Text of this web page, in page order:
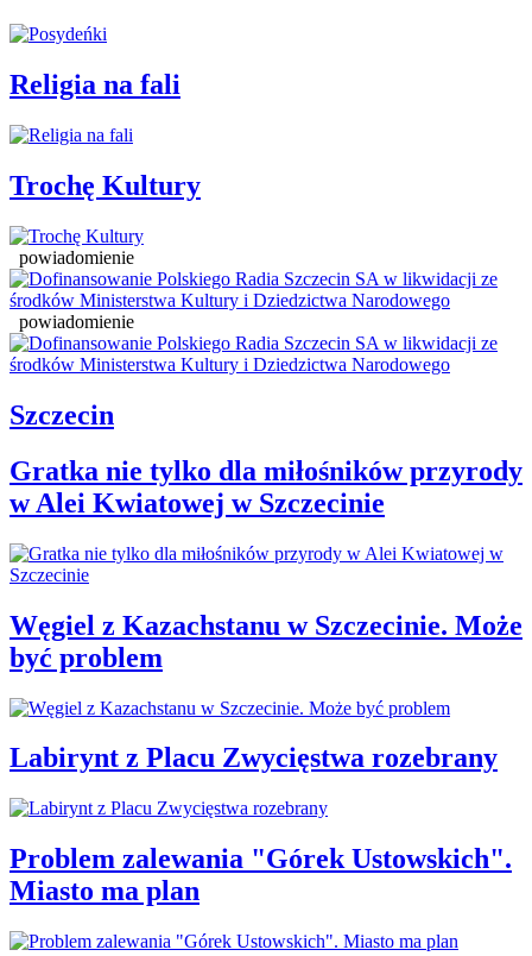
Religia na fali
Trochę Kultury
powiadomienie
powiadomienie
Szczecin
Gratka nie tylko dla miłośników przyrody
w Alei Kwiatowej w Szczecinie
Węgiel z Kazachstanu w Szczecinie. Może
być problem
Labirynt z Placu Zwycięstwa rozebrany
Problem zalewania "Górek Ustowskich".
Miasto ma plan